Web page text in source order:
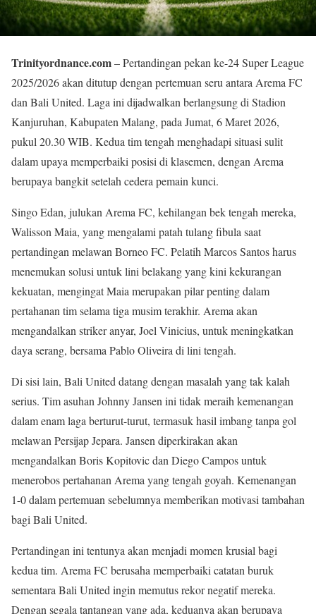
Trinityordnance.com– Pertandingan pekan ke-24 Super League
2025/2026 akan ditutup dengan pertemuan seru antara Arema FC
dan Bali United. Laga ini dijadwalkan berlangsung di Stadion
Kanjuruhan, Kabupaten Malang, pada Jumat, 6 Maret 2026,
pukul 20.30 WIB. Kedua tim tengah menghadapi situasi sulit
dalam upaya memperbaiki posisi di klasemen, dengan Arema
berupaya bangkit setelah cedera pemain kunci.
Singo Edan, julukan Arema FC, kehilangan bek tengah mereka,
Walisson Maia, yang mengalami patah tulang fibula saat
pertandingan melawan Borneo FC. Pelatih Marcos Santos harus
menemukan solusi untuk lini belakang yang kini kekurangan
kekuatan, mengingat Maia merupakan pilar penting dalam
pertahanan tim selama tiga musim terakhir. Arema akan
mengandalkan striker anyar, Joel Vinicius, untuk meningkatkan
daya serang, bersama Pablo Oliveira di lini tengah.
Di sisi lain, Bali United datang dengan masalah yang tak kalah
serius. Tim asuhan Johnny Jansen ini tidak meraih kemenangan
dalam enam laga berturut-turut, termasuk hasil imbang tanpa gol
melawan Persijap Jepara. Jansen diperkirakan akan
mengandalkan Boris Kopitovic dan Diego Campos untuk
menerobos pertahanan Arema yang tengah goyah. Kemenangan
1-0 dalam pertemuan sebelumnya memberikan motivasi tambahan
bagi Bali United.
Pertandingan ini tentunya akan menjadi momen krusial bagi
kedua tim. Arema FC berusaha memperbaiki catatan buruk
sementara Bali United ingin memutus rekor negatif mereka.
Dengan segala tantangan yang ada, keduanya akan berupaya